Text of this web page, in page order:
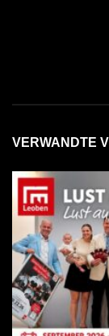
VERWANDTE